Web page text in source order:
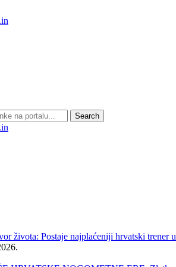
Search
života: Postaje najplaćeniji hrvatski trener